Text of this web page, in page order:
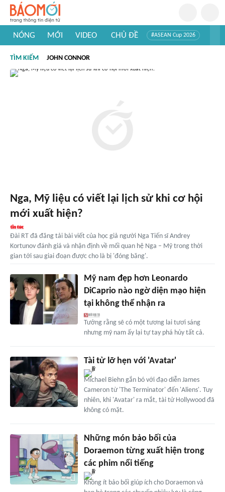
NÓNG MỚI VIDEO CHỦ ĐỀ #ASEAN Cup 2026
#Khám phá thế giới
TÌM KIẾM JOHN CONNOR
Nga, Mỹ liệu có viết lại lịch sử khi cơ hội
mới xuất hiện?
Đài RT đã đăng tải bài viết của học giả người Nga Tiến sĩ Andrey
Kortunov đánh giá và nhận định về mối quan hệ Nga – Mỹ trong thời
gian tới sau giai đoạn được cho là bị 'đóng băng'.
Mỹ nam đẹp hơn Leonardo
DiCaprio nào ngờ diện mạo hiện
tại không thể nhận ra
Tưởng rằng sẽ có một tương lai tươi sáng
nhưng mỹ nam ấy lại tự tay phá hủy tất cả.
Tài tử lỡ hẹn với 'Avatar'
Michael Biehn gắn bó với đạo diễn James
Cameron từ 'The Terminator' đến 'Aliens'. Tuy
nhiên, khi 'Avatar' ra mắt, tài tử Hollywood đã
không có mặt.
Những món bảo bối của
Doraemon từng xuất hiện trong
các phim nổi tiếng
Không ít bảo bối giúp ích cho Doraemon và